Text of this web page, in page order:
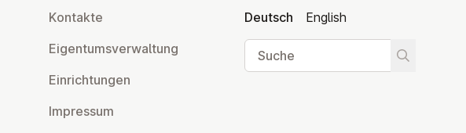
Kontakte
Ei­gen­tums­ver­wal­tung
Ein­rich­tun­gen
Impressum
Deutsch
English
Suche
Suche